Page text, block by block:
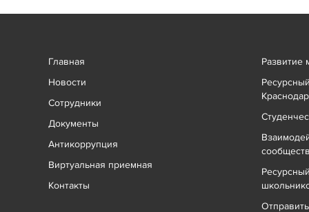
Главная
Новости
Сотрудники
Документы
Антикоррупция
Виртуальная приемная
Контакты
Развитие